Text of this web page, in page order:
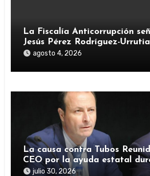
La Fiscalía Anticorrupción
Jesús Pérez Rodríguez-
investigación del rescate de
agosto 4, 2026
La causa contra Tubos
CEO por la ayuda estatal
pandemia sigue abierta
julio 30, 2026